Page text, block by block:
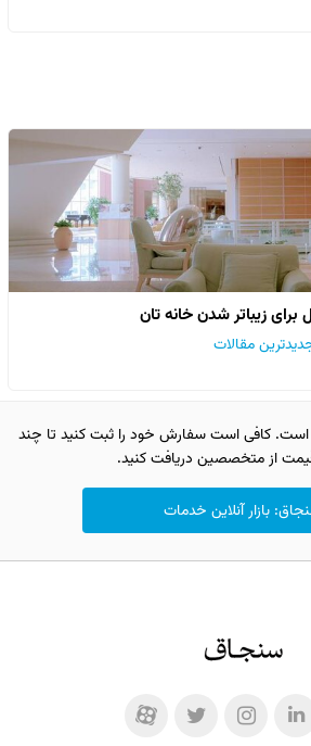
زیباتر شدن خانه تان
مقالات
است. کافی است سفارش خود را ثبت کنید تا چند
از متخصصین دریافت کنید.
بازار آنلاین خدمات